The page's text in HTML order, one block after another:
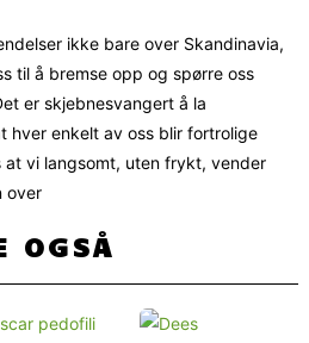
ikke bare over Skandinavia,
til å bremse opp og spørre oss
er skjebnesvangert å la
hver enkelt av oss blir fortrolige
at vi langsomt, uten frykt, vender
over
OGSÅ